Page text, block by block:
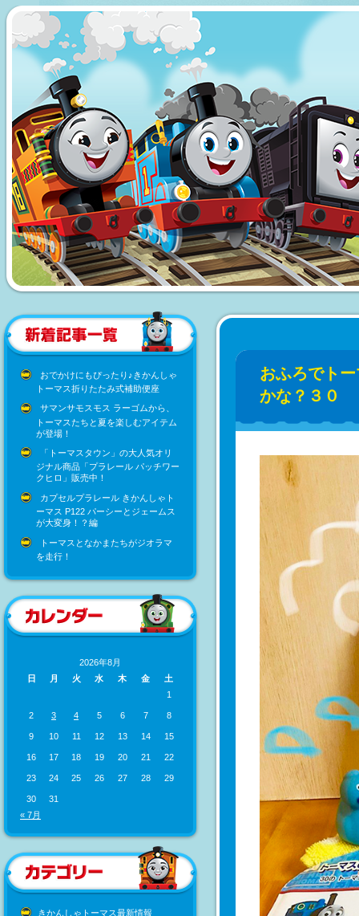
おでかけにもぴったり♪きかんしゃ
トーマス折りたたみ式補助便座
サマンサモスモス ラーゴムから、
トーマスたちと夏を楽しむアイテム
が登場！
「トーマスタウン」の大人気オリ
ジナル商品「プラレール パッチワー
クヒロ」販売中！
カプセルプラレール きかんしゃト
ーマス P122 パーシーとジェームス
が大変身！？編
トーマスとなかまたちがジオラマ
を走行！
2026年8月
日
月 火 水 木 金
土
1
2 3 4 5 6 7 8
9 10 11 12 13 14 15
16 17 18 19 20 21 22
23 24 25 26 27 28 29
30
31
« 7月
きかんしゃトーマス最新情報
おふろでト
かな？３０